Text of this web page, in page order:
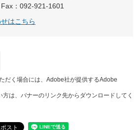
Fax：092-921-1601
はこちら
だく場合には、Adobe社が提供するAdobe
は、バナーのリンク先からダウンロードしてく